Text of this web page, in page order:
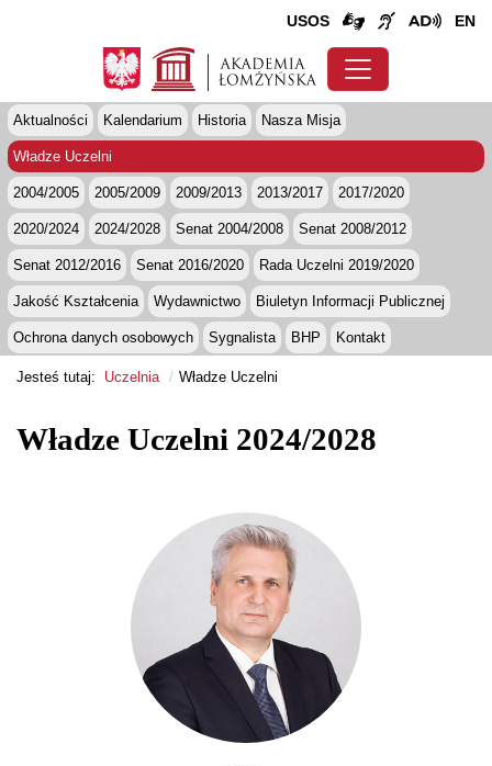
USOS EN
Aktualności Kalendarium Historia Nasza Misja
Władze Uczelni
2004/2005 2005/2009 2009/2013 2013/2017 2017/2020
2020/2024 2024/2028 Senat 2004/2008 Senat 2008/2012
Senat 2012/2016 Senat 2016/2020 Rada Uczelni 2019/2020
Jakość Kształcenia Wydawnictwo Biuletyn Informacji Publicznej
Ochrona danych osobowych Sygnalista BHP Kontakt
Jesteś tutaj: Uczelnia Władze Uczelni
Władze Uczelni 2024/2028